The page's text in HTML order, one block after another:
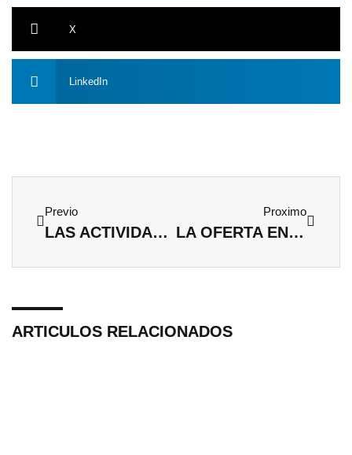
X
LinkedIn
Previo
LAS ACTIVIDADES EN GRUPO SON UNA DE LAS MEJORES FORMAS DE SOCIALIZAR
Proximo
LA OFERTA EN ACTIVIDADES AUMENTA PARA CUBRIR LAS NECESIDADES DE LOS MÁS JÓVENES
ARTICULOS RELACIONADOS